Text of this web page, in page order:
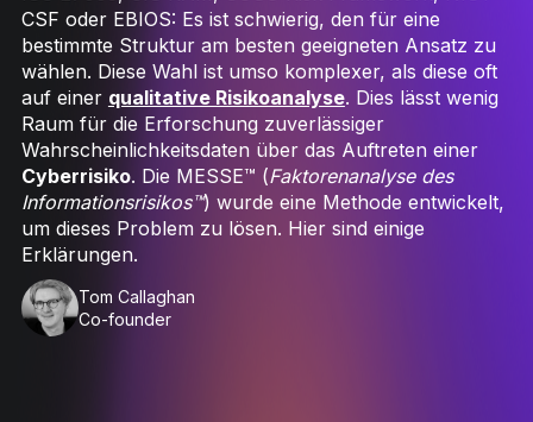
CSF oder EBIOS: Es ist schwierig, den für eine
bestimmte Struktur am besten geeigneten Ansatz zu
wählen. Diese Wahl ist umso komplexer, als diese oft
auf einer qualitative Risikoanalyse. Dies lässt wenig
Raum für die Erforschung zuverlässiger
Wahrscheinlichkeitsdaten über das Auftreten einer
Cyberrisiko. Die MESSE™ (Faktorenanalyse des
Informationsrisikos™) wurde eine Methode entwickelt,
um dieses Problem zu lösen. Hier sind einige
Erklärungen.
Tom Callaghan
Co-founder